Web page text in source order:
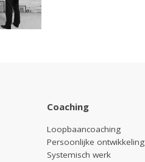
Coaching
Loopbaancoaching
Persoonlijke ontwikkeling
Systemisch werk